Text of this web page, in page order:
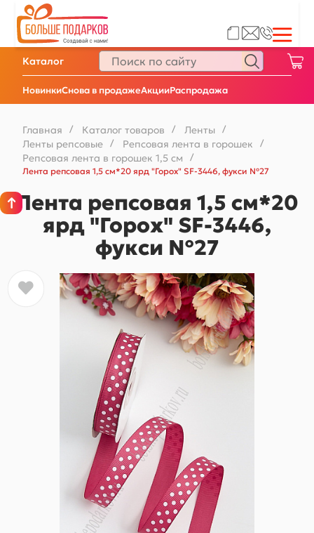
НовинкиСнова в продажеАкцииРаспродажа
Каталог
Главная / Каталог товаров / Ленты /
Ленты репсовые / Репсовая лента в горошек /
Репсовая лента в горошек 1,5 см
/
Лента репсовая 1,5 см*20 ярд "Горох" SF-3446, фукси №27
Лента репсовая 1,5 см*20
ярд "Горох" SF-3446,
фукси №27